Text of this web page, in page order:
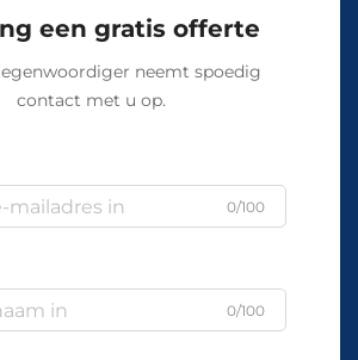
een gratis offerte
neemt spoedig
contact met u op.
0/100
0/100